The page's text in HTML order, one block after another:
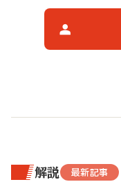
解説 最新記事